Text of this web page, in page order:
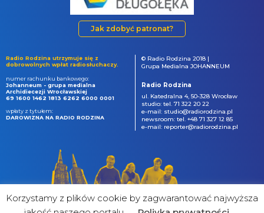
Jak zdobyć patronat?
Radio Rodzina utrzymuje się z
dobrowolnych wpłat radiosłuchaczy.
numer rachunku bankowego:
Johanneum - grupa medialna
Archidiecezji Wrocławskiej
69 1600 1462 1813 6262 6000 0001
wpłaty z tytułem:
DAROWIZNA NA RADIO RODZINA
© Radio Rodzina 2018 |
Grupa Medialna JOHANNEUM
Radio Rodzina
ul. Katedralna 4, 50-328 Wrocław
studio: tel. 71 322 20 22
e-mail: studio@radiorodzina.pl
newsroom: tel. +48 71 327 12 85
e-mail: reporter@radiorodzina.pl
Korzystamy z plików cookie by zagwarantować najwyższa